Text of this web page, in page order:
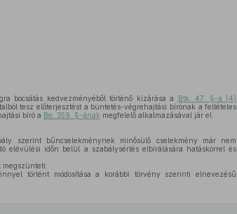
bocsátás kedvezményéből történő kizárása a
Btk. 47. §-a (4)
tesz előterjesztést a büntetés-végrehajtási bírónak a feltételes
bíró a Be. 359. §-ának megfelelő alkalmazásával jár el.
szerint bűncselekménynek minősülő cselekmény már nem
elévülési időn belül a szabálysértés elbírálására hatáskörrel és
történt módosítása a korábbi törvény szerinti elnevezésű